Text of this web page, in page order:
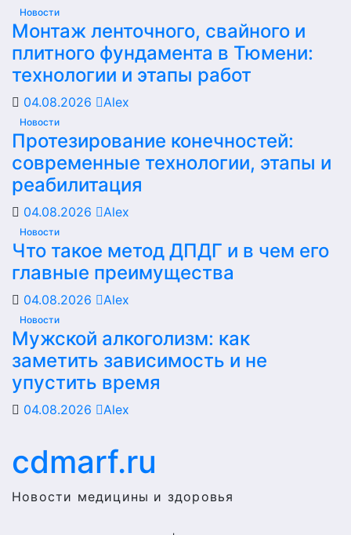
Новости
Монтаж ленточного, свайного и
плитного фундамента в Тюмени:
технологии и этапы работ
04.08.2026 Alex
Новости
Протезирование конечностей:
современные технологии, этапы и
реабилитация
04.08.2026 Alex
Новости
Что такое метод ДПДГ и в чем его
главные преимущества
04.08.2026 Alex
Новости
Мужской алкоголизм: как
заметить зависимость и не
упустить время
04.08.2026 Alex
cdmarf.ru
Новости медицины и здоровья